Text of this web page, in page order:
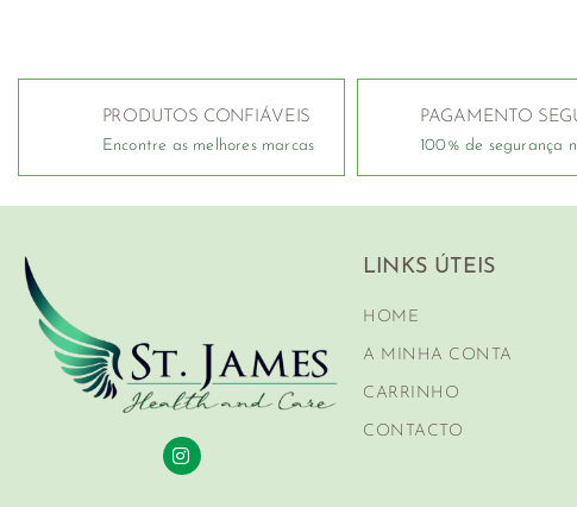
PRODUTOS CONFIÁVEIS
Encontre as melhores marcas
PAGAMENTO
100% de segurança
LINKS ÚTEIS
HOME
A MINHA CONTA
CARRINHO
CONTACTO